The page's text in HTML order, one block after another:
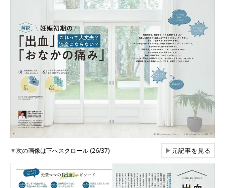
▼次の画像は下へスクロール (26/37) ▶元記事を見る